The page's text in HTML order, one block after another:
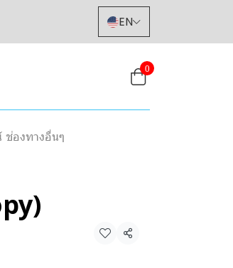
EN
0
องทางอื่นๆ
Share